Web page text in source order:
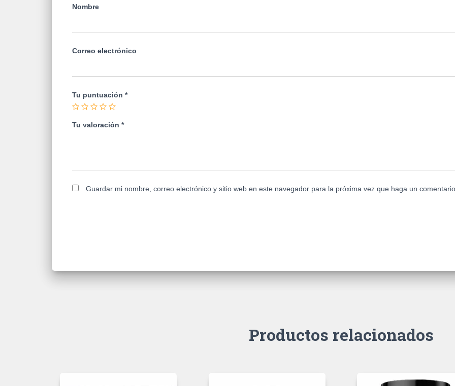
Nombre
Correo electrónico
Tu puntuación *
Tu valoración *
Guardar mi nombre, correo electrónico y sitio web en este navegador para la próxima vez que haga un
Productos relacionados